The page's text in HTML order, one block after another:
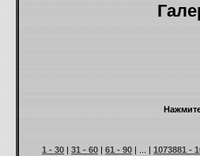
1 - 30 | 31 - 60 | 61 - 90 | ... | 1073881 -